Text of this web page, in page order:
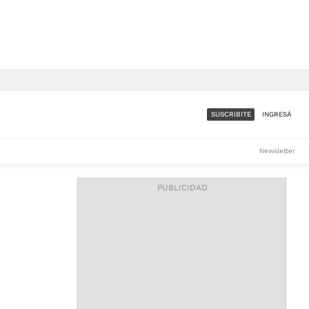
ACCESO FULL - $1.800/MES
SUSCRIBITE INGRESÁ
Newsletter